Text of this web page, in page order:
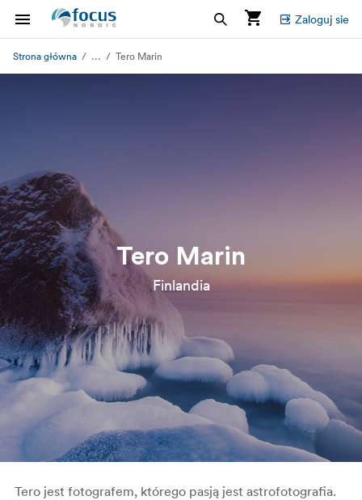
Zaloguj sie
Strona główna ... Tero Marin
Tero Marin
Finlandia
Tero jest fotografem, którego pasją jest astrofotografia.